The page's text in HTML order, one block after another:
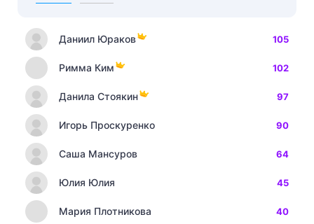
Даниил Юраков 105
Римма Ким 102
Данила Стоякин 97
Игорь Проскуренко 90
Саша Мансуров 64
Юлия Юлия 45
Мария Плотникова 40